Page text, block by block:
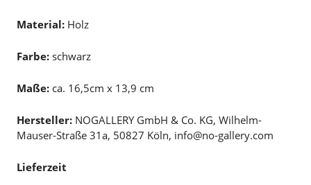
Material: Holz
Farbe: schwarz
Maße: ca. 16,5cm x 13,9 cm
Hersteller: NOGALLERY GmbH & Co. KG, Wilhelm-
Mauser-Straße 31a, 50827 Köln, info@no-gallery.com
Lieferzeit